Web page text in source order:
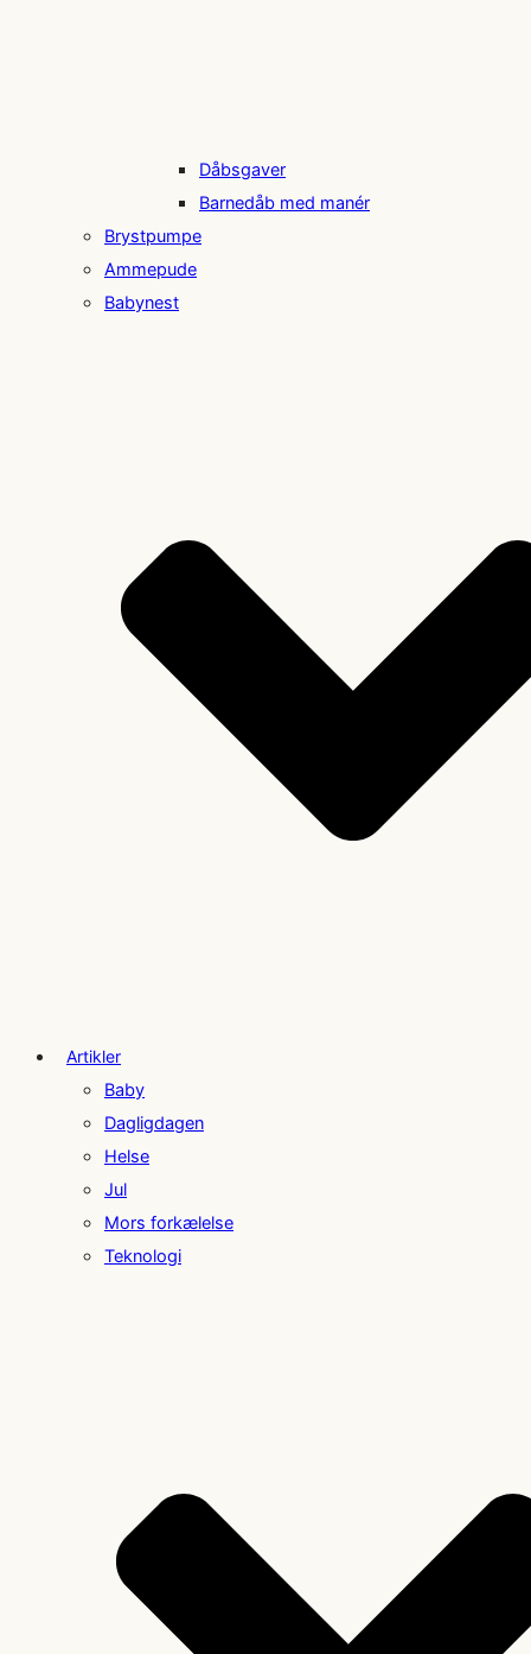
Dåbsgaver
Barnedåb med manér
Brystpumpe
Ammepude
Babynest
Artikler
Baby
Dagligdagen
Helse
Jul
Mors forkælelse
Teknologi